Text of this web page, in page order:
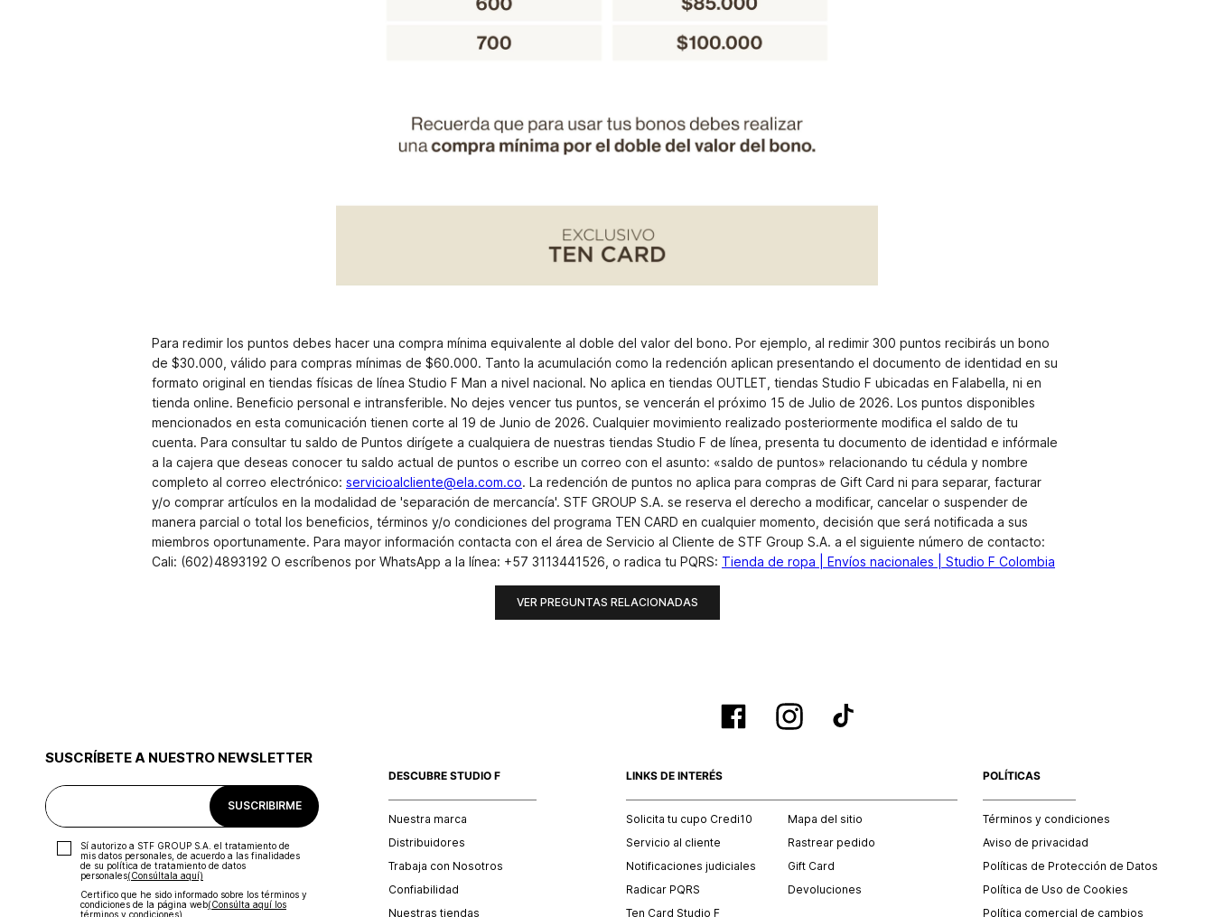
Para redimir los puntos debes hacer una compra mínima equivalente al doble del valor del bono. Por ejemplo, al redimir 300 puntos recibirás un bono
de $30.000, válido para compras mínimas de $60.000. Tanto la acumulación como la redención aplican presentando el documento de identidad en su
formato original en tiendas físicas de línea Studio F Man a nivel nacional. No aplica en tiendas OUTLET, tiendas Studio F ubicadas en Falabella, ni en
tienda online. Beneficio personal e intransferible. No dejes vencer tus puntos, se vencerán el próximo 15 de Julio de 2026. Los puntos disponibles
mencionados en esta comunicación tienen corte al 19 de Junio de 2026. Cualquier movimiento realizado posteriormente modifica el saldo de tu
cuenta. Para consultar tu saldo de Puntos dirígete a cualquiera de nuestras tiendas Studio F de línea, presenta tu documento de identidad e infórmale
a la cajera que deseas conocer tu saldo actual de puntos o escribe un correo con el asunto: «saldo de puntos» relacionando tu cédula y nombre
completo al correo electrónico: servicioalcliente@ela.com.co. La redención de puntos no aplica para compras de Gift Card ni para separar, facturar
y/o comprar artículos en la modalidad de 'separación de mercancía'. STF GROUP S.A. se reserva el derecho a modificar, cancelar o suspender de
manera parcial o total los beneficios, términos y/o condiciones del programa TEN CARD en cualquier momento, decisión que será notificada a sus
miembros oportunamente. Para mayor información contacta con el área de Servicio al Cliente de STF Group S.A. a el siguiente número de contacto:
Cali: (602)4893192 O escríbenos por WhatsApp a la línea: +57 3113441526, o radica tu PQRS: Tienda de ropa | Envíos nacionales | Studio F Colombia
VER PREGUNTAS RELACIONADAS
SUSCRÍBETE A NUESTRO NEWSLETTER
SUSCRIBIRME
Sí autorizo a STF GROUP S.A. el tratamiento de
mis datos personales, de acuerdo a las finalidades
de su política de tratamiento de datos
personales‎(Consúltala aquí)
Certifico que he sido informado sobre los términos y
condiciones de la página web‎(Consúlta aquí los
términos y condiciones)
DESCUBRE STUDIO F
Nuestra marca
Distribuidores
Trabaja con Nosotros
Confiabilidad
Nuestras tiendas
LINKS DE INTERÉS
Solicita tu cupo Credi10
Servicio al cliente
Notificaciones judiciales
Radicar PQRS
Ten Card Studio F
Mapa del sitio
Rastrear pedido
Gift Card
Devoluciones
POLÍTICAS
Términos y condiciones
Aviso de privacidad
Políticas de Protección de Datos
Política de Uso de Cookies
Política comercial de cambios